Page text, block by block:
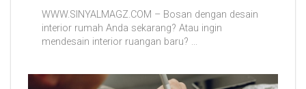
WWW.SINYALMAGZ.COM – Bosan dengan desain
interior rumah Anda sekarang? Atau ingin
mendesain interior ruangan baru? ...